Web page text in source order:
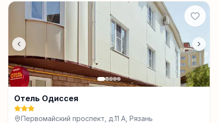
Отель Одиссея
Первомайский проспект, д.11 А, Рязань